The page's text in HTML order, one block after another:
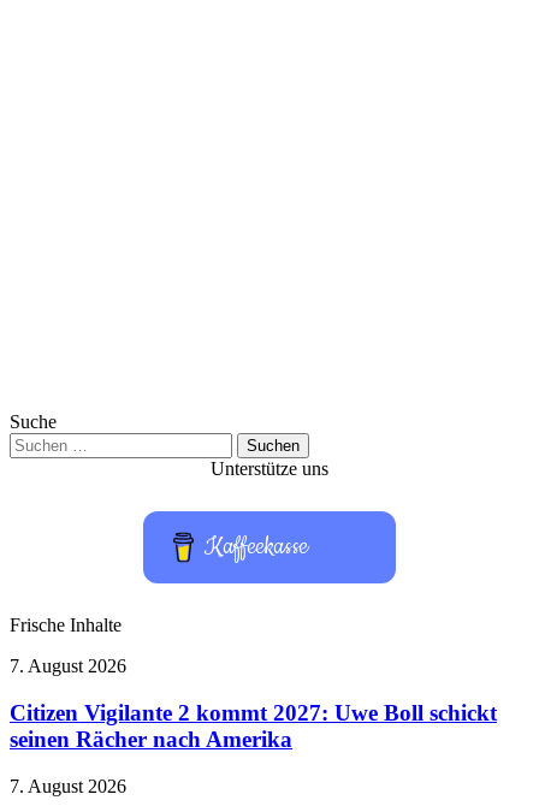
Suche
Suchen
nach:
Unterstütze uns
Kaffeekasse
Frische Inhalte
Citizen
2
kommt
2027:
Boll
7. August 2026
Citizen Vigilante 2 kommt 2027: Uwe Boll schickt
seinen Rächer nach Amerika
Huawei
7. August 2026